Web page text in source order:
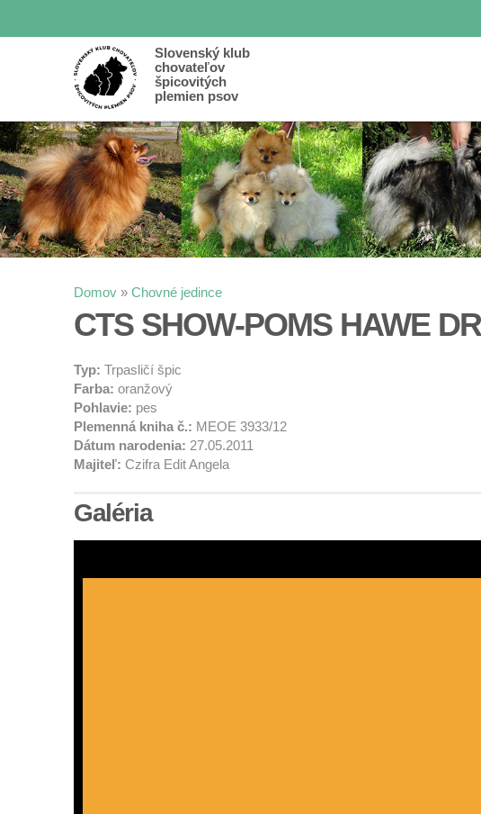
Slovenský klub
chovateľov
špicovitých
plemien psov
Nachádzate sa tu
Domov » Chovné jedince
CTS SHOW-POMS HAWE
Typ: Trpasličí špic
Farba: oranžový
Pohlavie: pes
Plemenná kniha č.: MEOE 3933/12
Dátum narodenia: 27.05.2011
Majiteľ: Czifra Edit Angela
Galéria